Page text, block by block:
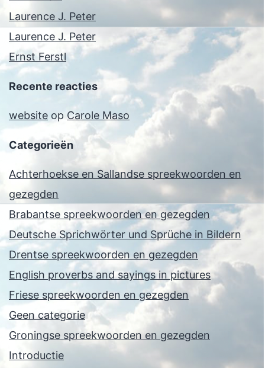
Laurence J. Peter
Laurence J. Peter
Ernst Ferstl
Recente reacties
website op Carole Maso
Categorieën
Achterhoekse en Sallandse spreekwoorden en
gezegden
Brabantse spreekwoorden en gezegden
Deutsche Sprichwörter und Sprüche in Bildern
Drentse spreekwoorden en gezegden
English proverbs and sayings in pictures
Friese spreekwoorden en gezegden
Geen categorie
Groningse spreekwoorden en gezegden
Introductie